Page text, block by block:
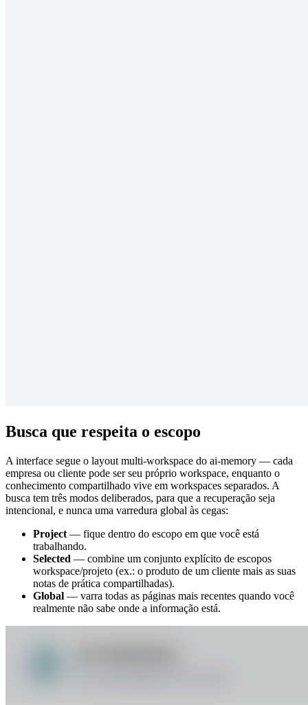
Busca que respeita o escopo
A interface segue o layout multi-workspace do ai-memory — cada
empresa ou cliente pode ser seu próprio workspace, enquanto o
conhecimento compartilhado vive em workspaces separados. A
busca tem três modos deliberados, para que a recuperação seja
intencional, e nunca uma varredura global às cegas:
Project — fique dentro do escopo em que você está
trabalhando.
Selected — combine um conjunto explícito de escopos
workspace/projeto (ex.: o produto de um cliente mais as suas
notas de prática compartilhadas).
Global — varra todas as páginas mais recentes quando você
realmente não sabe onde a informação está.